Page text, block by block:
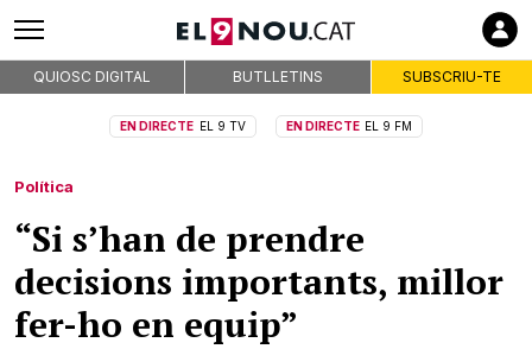
QUIOSC DIGITAL BUTLLETINS SUBSCRIU-TE
EN DIRECTE EL 9 TV EN DIRECTE EL 9 FM
Política
“Si s’han de prendre
decisions importants, millor
fer-ho en equip”